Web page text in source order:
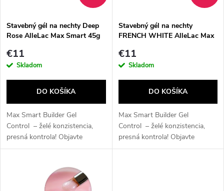
e
p
r
o
d
s
p
r
d
u
Stavebný gél na nechty Deep
Rose AlleLac Max Smart 45g
€11
Skladom
DO KOŠÍKA
Max Smart Builder Gel
Control – želé konzistencia,
presná kontrola! Objavte
tvrdý stavebný gél s hustou,
umožňuje pohodlnú prácu...
Stavebný gél na nechty
FRENCH WHITE AlleLac Max
€11
Skladom
DO KOŠÍKA
Max Smart Builder Gel
Control – želé konzistencia,
presná kontrola! Objavte
tvrdý stavebný gél s hustou,